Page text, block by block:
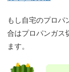
もし自宅のプロ
合はプロパンガス
ます。